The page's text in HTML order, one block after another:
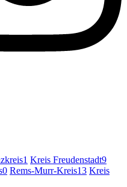
1 Kreis Freudenstadt9
0 Rems-Murr-Kreis13 Kreis